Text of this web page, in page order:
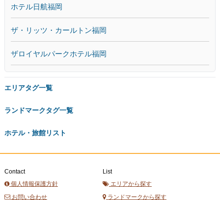
ホテル日航福岡
ザ・リッツ・カールトン福岡
ザロイヤルパークホテル福岡
エリアタグ一覧
ランドマークタグ一覧
ホテル・旅館リスト
Contact
個人情報保護方針
お問い合わせ
List
エリアから探す
ランドマークから探す